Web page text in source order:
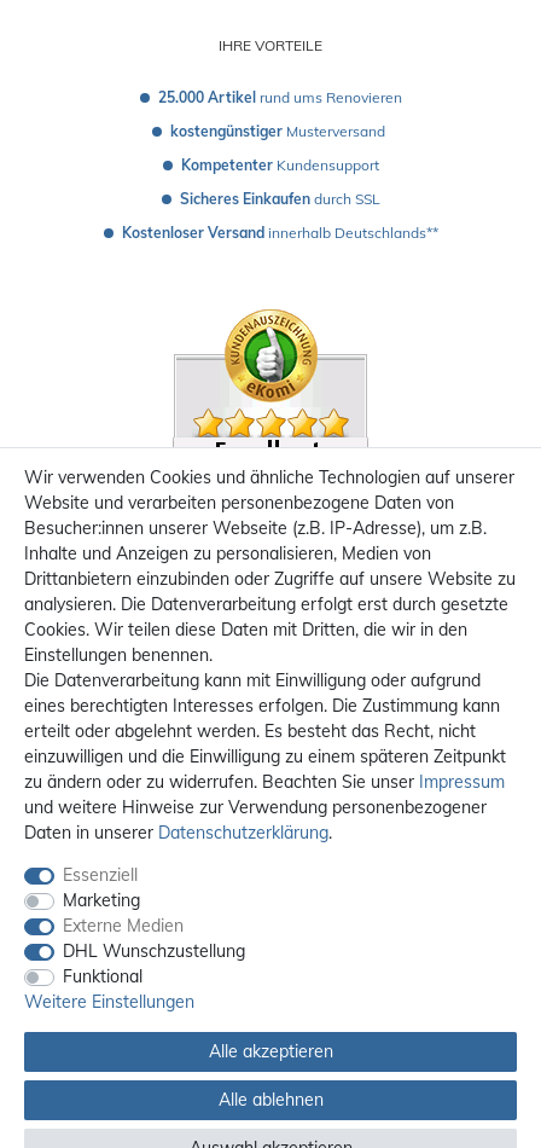
IHRE VORTEILE
25.000 Artikel rund ums Renovieren
kostengünstiger Musterversand
Kompetenter Kundensupport
Sicheres Einkaufen durch SSL
Kostenloser Versand innerhalb Deutschlands**
Alle Preise sind inkl. MwSt. / **Kostenloser Versand innerhalb Deutschlands.
Versandkosten in andere Länder finden Sie
Wir verwenden Cookies und ähnliche Technologien auf unserer
Website und verarbeiten personenbezogene Daten von
Besucher:innen unserer Webseite (z.B. IP-Adresse), um z.B.
Inhalte und Anzeigen zu personalisieren, Medien von
Drittanbietern einzubinden oder Zugriffe auf unsere Website zu
analysieren. Die Datenverarbeitung erfolgt erst durch gesetzte
Cookies. Wir teilen diese Daten mit Dritten, die wir in den
Einstellungen benennen.
Die Datenverarbeitung kann mit Einwilligung oder aufgrund
eines berechtigten Interesses erfolgen. Die Zustimmung kann
erteilt oder abgelehnt werden. Es besteht das Recht, nicht
einzuwilligen und die Einwilligung zu einem späteren Zeitpunkt
zu ändern oder zu widerrufen. Beachten Sie unser Impressum
und weitere Hinweise zur Verwendung personenbezogener
Daten in unserer Daten­schutz­erklärung.
Essenziell
Marketing
Externe Medien
DHL Wunschzustellung
Funktional
Weitere Einstellungen
Alle akzeptieren
Alle ablehnen